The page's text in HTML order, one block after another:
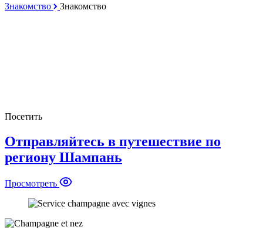
Знакомство Знакомство
Посетить
Отправляйтесь в путешествие по
региону Шампань
Просмотреть